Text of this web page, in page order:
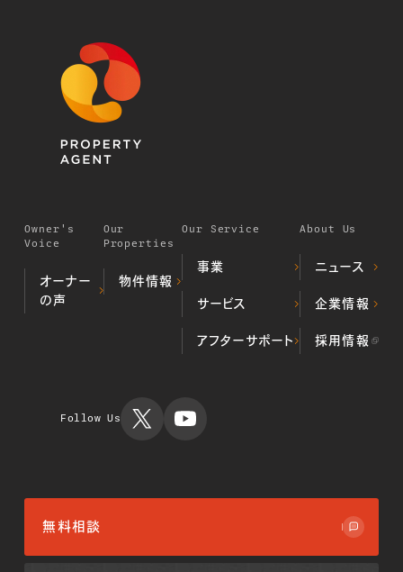
Owner's
Voice
オーナー
の声
Our
Properties
物件情報
Our Service
事業
デベロッパー事業
プロパティマネジメ
ント事業
サービス
ALL顔認証マン
アフターサポート
About Us
ニュース
企業情報
当社の歩み
採用情報
Follow Us
無料相談